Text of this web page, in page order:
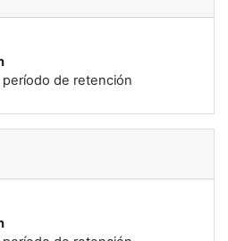
de retención